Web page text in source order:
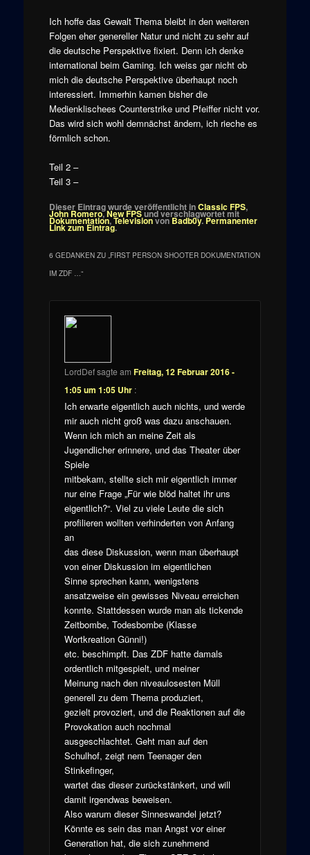
Ich hoffe das Gewalt Thema bleibt in den weiteren
Folgen eher genereller Natur und nicht zu sehr auf
die deutsche Perspektive fixiert. Denn ich denke
international beim Gaming. Ich weiss gar nicht ob
mich die deutsche Perspektive überhaupt noch
interessiert. Immerhin kamen bisher die
Medienklischees Counterstrike und Pfeiffer nicht vor.
Das wird sich wohl demnächst ändern, ich rieche es
förmlich schon.
Teil 2 –
Teil 3 –
Dieser Eintrag wurde veröffentlicht inClassic FPS,
John Romero,New FPSund verschlagwortet mit
Dokumentation,TelevisionvonBadb0y.Permanenter
Link zum Eintrag.
6 GEDANKEN ZU „ FIRST PERSON SHOOTER DOKUMENTATION
IM ZDF … “
LordDefsagte am Freitag, 12 Februar 2016 -
1:05 um 1:05 Uhr :
Ich erwarte eigentlich auch nichts, und werde
mir auch nicht groß was dazu anschauen.
Wenn ich mich an meine Zeit als
Jugendlicher erinnere, und das Theater über
Spiele
mitbekam, stellte sich mir eigentlich immer
nur eine Frage „Für wie blöd haltet ihr uns
eigentlich?“. Viel zu viele Leute die sich
profilieren wollten verhinderten von Anfang
an
das diese Diskussion, wenn man überhaupt
von einer Diskussion im eigentlichen
Sinne sprechen kann, wenigstens
ansatzweise ein gewisses Niveau erreichen
konnte. Stattdessen wurde man als tickende
Zeitbombe, Todesbombe (Klasse
Wortkreation Günni!)
etc. beschimpft. Das ZDF hatte damals
ordentlich mitgespielt, und meiner
Meinung nach den niveaulosesten Müll
generell zu dem Thema produziert,
gezielt provoziert, und die Reaktionen auf die
Provokation auch nochmal
ausgeschlachtet. Geht man auf den
Schulhof, zeigt nem Teenager den
Stinkefinger,
wartet das dieser zurückstänkert, und will
damit irgendwas beweisen.
Also warum dieser Sinneswandel jetzt?
Könnte es sein das man Angst vor einer
Generation hat, die sich zunehmend